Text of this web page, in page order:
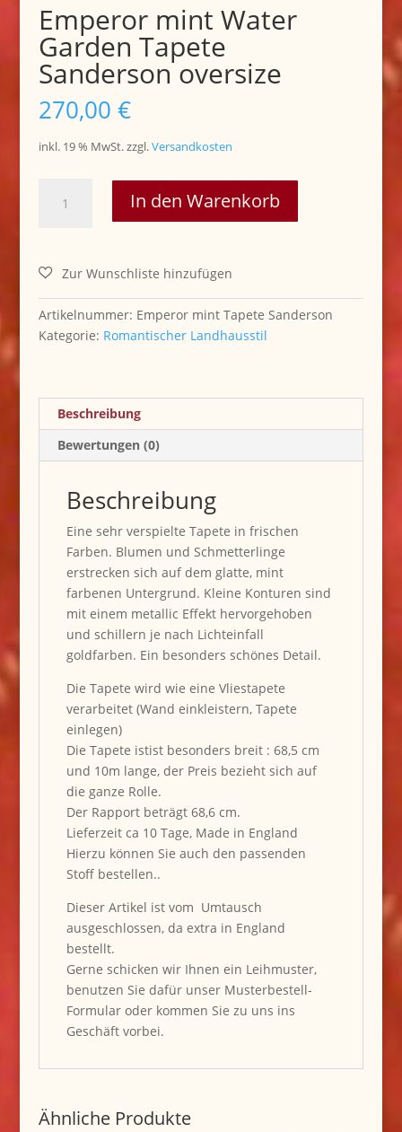
Emperor mint Water
Garden Tapete
Sanderson oversize
270,00 €
inkl. 19 % MwSt. zzgl.Versandkosten
Tapete
oversize
Menge
In den Warenkorb
Artikelnummer: Emperor mint Tapete Sanderson
Kategorie: Romantischer Landhausstil
Beschreibung
Bewertungen (0)
Beschreibung
Eine sehr verspielte Tapete in frischen
Farben. Blumen und Schmetterlinge
erstrecken sich auf dem glatte, mint
farbenen Untergrund. Kleine Konturen sind
mit einem metallic Effekt hervorgehoben
und schillern je nach Lichteinfall
goldfarben. Ein besonders schönes Detail.
Die Tapete wird wie eine Vliestapete
verarbeitet (Wand einkleistern, Tapete
einlegen)
Die Tapete istist besonders breit : 68,5 cm
und 10m lange, der Preis bezieht sich auf
die ganze Rolle.
Der Rapport beträgt 68,6 cm.
Lieferzeit ca 10 Tage, Made in England
Hierzu können Sie auch den passenden
Stoff bestellen..
Dieser Artikel ist vom Umtausch
ausgeschlossen, da extra in England
bestellt.
Gerne schicken wir Ihnen ein Leihmuster,
benutzen Sie dafür unser Musterbestell-
Formular oder kommen Sie zu uns ins
Geschäft vorbei.
Ähnliche Produkte